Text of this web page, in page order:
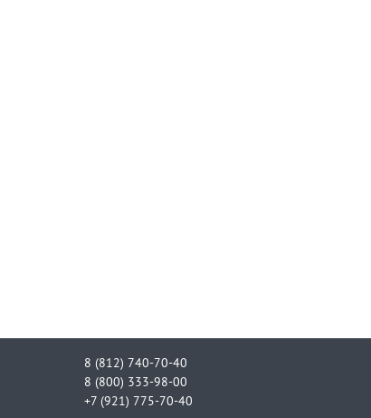
8 (812) 740-70-40
8 (800) 333-98-00
+7 (921) 775-70-40